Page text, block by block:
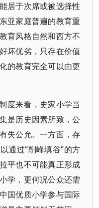
居于次席或被选择性
亚家庭普遍的教育重
育风格自然和西方不
坏优劣，只存在价值
的教育完全可以由更
度来看，史家小学当
是历史因素所致，公
失公允。一方面，存
通过“削峰填谷”的方
平也不可能真正形成
学，更何况公众还需
国优质小学参与国际